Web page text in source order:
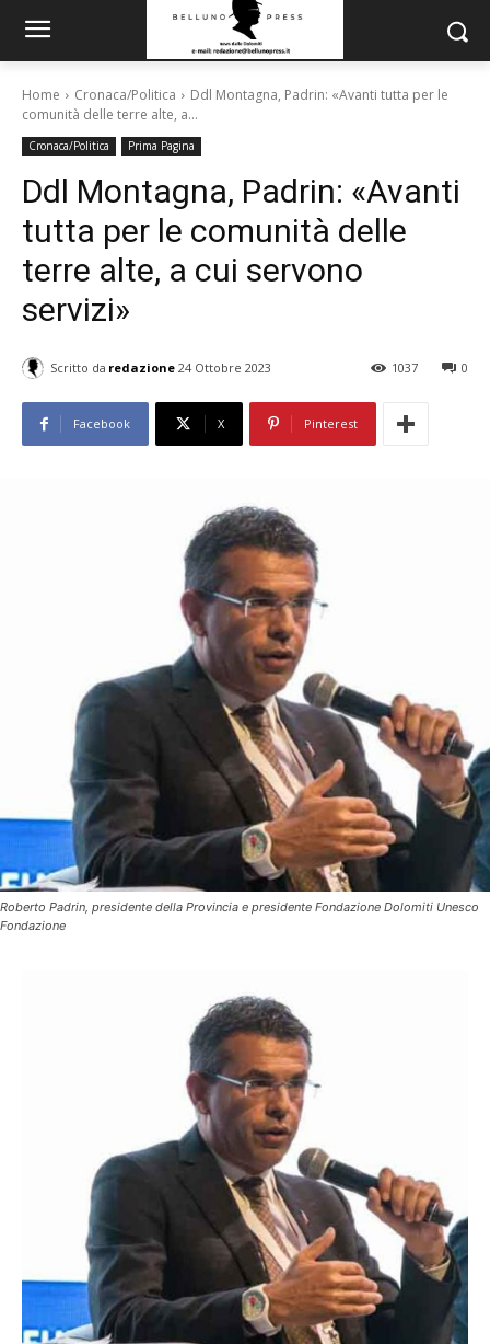
Home Cronaca/Politica
Ddl Montagna, Padrin: «Avanti tutta per le
comunità delle terre alte, a...
Cronaca/Politica Prima Pagina
Ddl Montagna, Padrin: «Avanti
tutta per le comunità delle
terre alte, a cui servono
servizi»
Scritto da redazione 24 Ottobre 2023 0
1037
Facebook X Pinterest
Roberto Padrin, presidente della Provincia e presidente Fondazione Dolomiti Unesco
Fondazione